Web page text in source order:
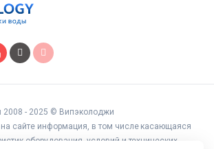
- 2025 © Випэколоджи
сайте информация, в том числе касающаяся
оборудования, условий и технических